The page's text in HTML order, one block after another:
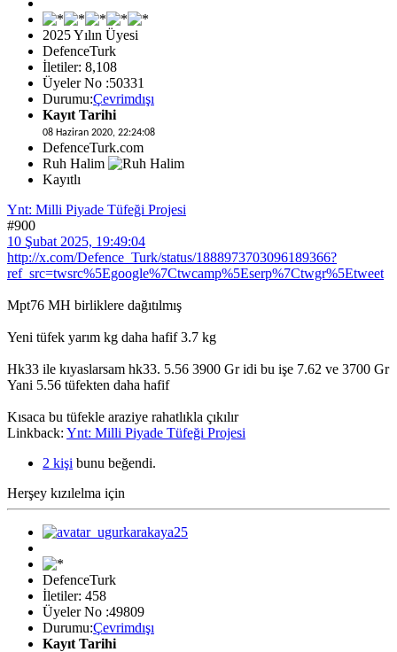
2025 Yılın Üyesi
DefenceTurk
İletiler: 8,108
Üyeler No :50331
Durumu:Çevrimdışı
Kayıt Tarihi
08 Haziran 2020, 22:24:08
DefenceTurk.com
Ruh Halim
Kayıtlı
Ynt: Milli Piyade Tüfeği Projesi
#900
10 Şubat 2025, 19:49:04
http://x.com/Defence_Turk/status/1888973703096189366?
ref_src=twsrc%5Egoogle%7Ctwcamp%5Eserp%7Ctwgr%5Etweet
Mpt76 MH birliklere dağıtılmış
Yeni tüfek yarım kg daha hafif 3.7 kg
Hk33 ile kıyaslarsam hk33. 5.56 3900 Gr idi bu işe 7.62 ve 3700 Gr
Yani 5.56 tüfekten daha hafif
Kısaca bu tüfekle araziye rahatlıkla çıkılır
Linkback: Ynt: Milli Piyade Tüfeği Projesi
2 kişi bunu beğendi.
Herşey kızılelma için
DefenceTurk
İletiler: 458
Üyeler No :49809
Durumu:Çevrimdışı
Kayıt Tarihi